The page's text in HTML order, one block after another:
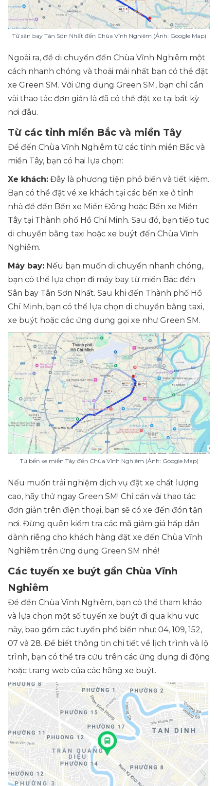
Từ sân bay Tân Sơn Nhất đến Chùa Vĩnh Nghiêm (Ảnh: Google Map)
Ngoài ra, để di chuyển đến Chùa Vĩnh Nghiêm một
cách nhanh chóng và thoải mái nhất bạn có thể đặt
xe Green SM. Với ứng dụng Green SM, bạn chỉ cần
vài thao tác đơn giản là đã có thể đặt xe tại bất kỳ
nơi đâu.
Từ các tỉnh miền Bắc và miền Tây
Để đến Chùa Vĩnh Nghiêm từ các tỉnh miền Bắc và
miền Tây, bạn có hai lựa chọn:
Xe khách: Đây là phương tiện phổ biến và tiết kiệm.
Bạn có thể đặt vé xe khách tại các bến xe ở tỉnh
nhà để đến Bến xe Miền Đông hoặc Bến xe Miền
Tây tại Thành phố Hồ Chí Minh. Sau đó, bạn tiếp tục
di chuyển bằng taxi hoặc xe buýt đến Chùa Vĩnh
Nghiêm.
Máy bay: Nếu bạn muốn di chuyển nhanh chóng,
bạn có thể lựa chọn đi máy bay từ miền Bắc đến
Sân bay Tân Sơn Nhất. Sau khi đến Thành phố Hồ
Chí Minh, bạn có thể lựa chọn di chuyển bằng taxi,
xe buýt hoặc các ứng dụng gọi xe như Green SM.
Từ bến xe miền Tây đến Chùa Vĩnh Nghiêm (Ảnh: Google Map)
Nếu muốn trải nghiệm dịch vụ đặt xe chất lượng
cao, hãy thử ngay Green SM! Chỉ cần vài thao tác
đơn giản trên điện thoại, bạn sẽ có xe đến đón tận
nơi. Đừng quên kiểm tra các mã giảm giá hấp dẫn
dành riêng cho khách hàng đặt xe đến Chùa Vĩnh
Nghiêm trên ứng dụng Green SM nhé!
Các tuyến xe buýt gần Chùa Vĩnh
Nghiêm
Để đến Chùa Vĩnh Nghiêm, bạn có thể tham khảo
và lựa chọn một số tuyến xe buýt đi qua khu vực
này, bao gồm các tuyến phổ biến như: 04, 109, 152,
07 và 28. Để biết thông tin chi tiết về lịch trình và lộ
trình, bạn có thể tra cứu trên các ứng dụng di động
hoặc trang web của các hãng xe buýt.